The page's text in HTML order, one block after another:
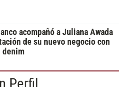
acompañó a Juliana Awada
de su nuevo negocio con
denim
Perfil